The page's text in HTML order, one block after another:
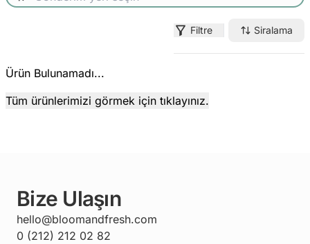
Filtre Siralama
Ürün Bulunamadı...
Tüm ürünlerimizi görmek için tıklayınız.
Bize Ulaşın
hello@bloomandfresh.com
0 (212) 212 02 82